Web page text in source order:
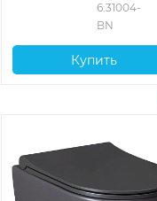
6.31004-
BN
Купить